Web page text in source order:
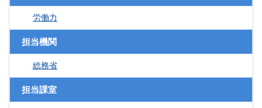
労働力
担当機関
総務省
担当課室